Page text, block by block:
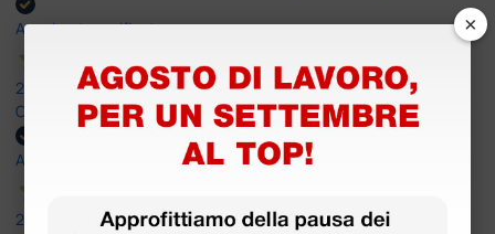
Acquirente verificato
25 Maggio 2026
OTTIMO SITO E OTTIMO SERVIZIO
Acquirente verificato
25 Maggio 2026
×